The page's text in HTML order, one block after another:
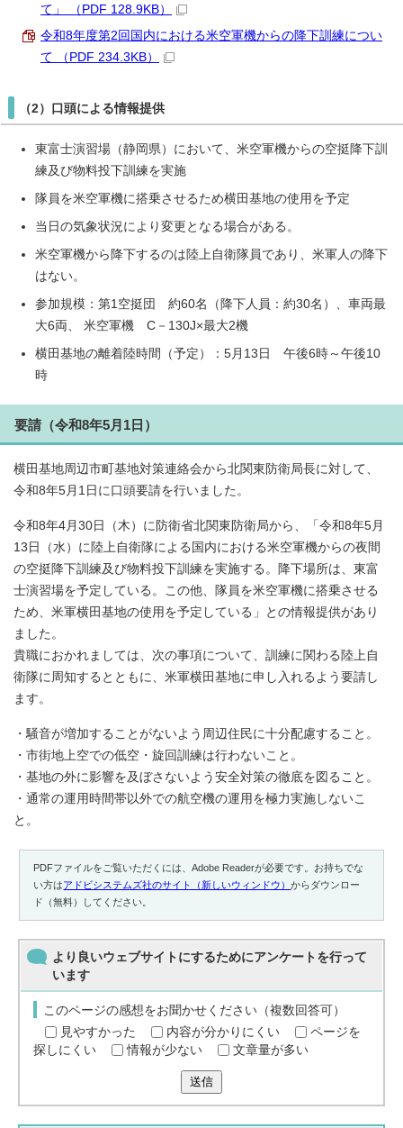
て」 （PDF 128.9KB）
令和8年度第2回国内における米空軍機からの降下訓練につい
て （PDF 234.3KB）
（2）口頭による情報提供
東富士演習場（静岡県）において、米空軍機からの空挺降下訓
練及び物料投下訓練を実施
隊員を米空軍機に搭乗させるため横田基地の使用を予定
当日の気象状況により変更となる場合がある。
米空軍機から降下するのは陸上自衛隊員であり、米軍人の降下
はない。
参加規模：第1空挺団 約60名（降下人員：約30名）、車両最
大6両、 米空軍機 C－130J×最大2機
横田基地の離着陸時間（予定）：5月13日 午後6時～午後10
時
要請（令和8年5月1日）
横田基地周辺市町基地対策連絡会から北関東防衛局長に対して、
令和8年5月1日に口頭要請を行いました。
令和8年4月30日（木）に防衛省北関東防衛局から、「令和8年5月
13日（水）に陸上自衛隊による国内における米空軍機からの夜間
の空挺降下訓練及び物料投下訓練を実施する。降下場所は、東富
士演習場を予定している。この他、隊員を米空軍機に搭乗させる
ため、米軍横田基地の使用を予定している」との情報提供があり
ました。
貴職におかれましては、次の事項について、訓練に関わる陸上自
衛隊に周知するとともに、米軍横田基地に申し入れるよう要請し
ます。
・騒音が増加することがないよう周辺住民に十分配慮すること。
・市街地上空での低空・旋回訓練は行わないこと。
・基地の外に影響を及ぼさないよう安全対策の徹底を図ること。
・通常の運用時間帯以外での航空機の運用を極力実施しないこ
と。
PDFファイルをご覧いただくには、Adobe Readerが必要です。お持ちでな
い方はアドビシステムズ社のサイト（新しいウィンドウ）からダウンロー
ド（無料）してください。
より良いウェブサイトにするためにアンケートを行って
います
このページの感想をお聞かせください（複数回答可）
見やすかった
内容が分かりにくい
ページを
探しにくい
情報が少ない 文章量が多い
送信